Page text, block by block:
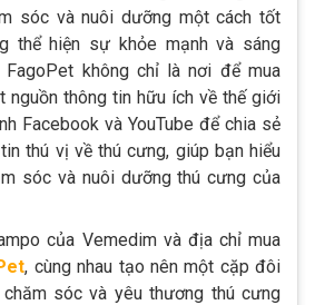
sóc và nuôi dưỡng một cách tốt
thể hiện sự khỏe mạnh và sáng
không chỉ là nơi để mua
nguồn thông tin hữu ích về thế giới
Facebook và YouTube để chia sẻ
thú vị về thú cưng, giúp bạn hiểu
sóc và nuôi dưỡng thú cưng của
của Vemedim và địa chỉ mua
, cùng nhau tạo nên một cặp đôi
sóc và yêu thương thú cưng